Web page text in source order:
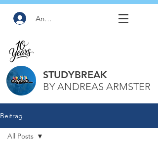
Anmelden
STUDYBREAK
BY ANDREAS ARMSTER
Beitrag
All Posts